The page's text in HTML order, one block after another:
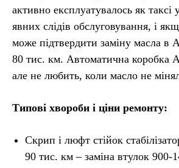
активно експлуатувалось як таксі
явних слідів обслуговування, і
може підтвердити заміну масла
80 тис. км. Автоматична коробка
але не любить, коли масло не
Типові хвороби і ціни ремонту:
Скрип і люфт стійок
90 тис. км – заміна втулок 900-